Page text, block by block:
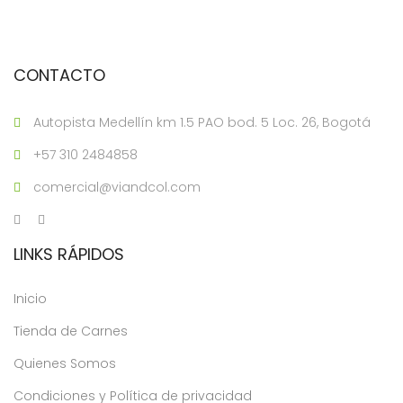
CONTACTO
Autopista Medellín km 1.5 PAO bod. 5 Loc. 26, Bogotá
+57 310 2484858
comercial@viandcol.com
LINKS RÁPIDOS
Inicio
Tienda de Carnes
Quienes Somos
Condiciones y Política de privacidad